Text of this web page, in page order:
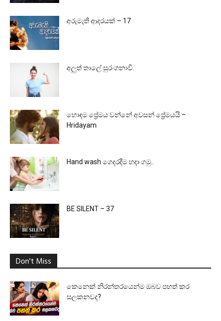
අරුමැති ආදරයක් – 17
අලුත් තාලේ සුරංගනාවී.
හොඳම ප්‍රේමය වන්නේ අවසන් ප්‍රේමයයි –
Hridayam
Hand wash ගෙදරදීම හදා ගමු..
BE SILENT – 37
Don't Miss
කෙනෙක් නිරන්තරයෙන්ම ඔබව පහත් කර
සලකනවද?